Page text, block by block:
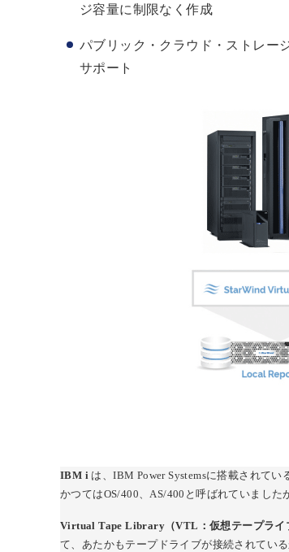
ジ容量に制限なく作成
パブリック・クラウド・ストレー
サポート
IBM i は、IBM Power Systemsに搭載されてい
かつてはOS/400、AS/400と呼ばれていました
Virtual Tape Library（VTL：仮想テープライ
て、あたかもテープドライブが接続されてい